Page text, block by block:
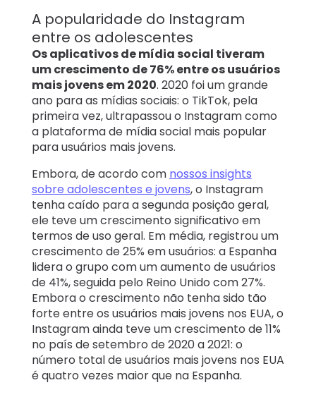
A popularidade do Instagram
entre os adolescentes
Os aplicativos de mídia social tiveram
um crescimento de 76% entre os usuários
mais jovens em 2020. 2020 foi um grande
ano para as mídias sociais: o TikTok, pela
primeira vez, ultrapassou o Instagram como
a plataforma de mídia social mais popular
para usuários mais jovens.
Embora, de acordo com nossos insights
sobre adolescentes e jovens, o Instagram
tenha caído para a segunda posição geral,
ele teve um crescimento significativo em
termos de uso geral. Em média, registrou um
crescimento de 25% em usuários: a Espanha
lidera o grupo com um aumento de usuários
de 41%, seguida pelo Reino Unido com 27%.
Embora o crescimento não tenha sido tão
forte entre os usuários mais jovens nos EUA, o
Instagram ainda teve um crescimento de 11%
no país de setembro de 2020 a 2021: o
número total de usuários mais jovens nos EUA
é quatro vezes maior que na Espanha.